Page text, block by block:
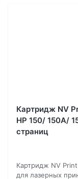
Картридж NV
HP 150/ 150A/
страниц
Картридж NV
для лазерных